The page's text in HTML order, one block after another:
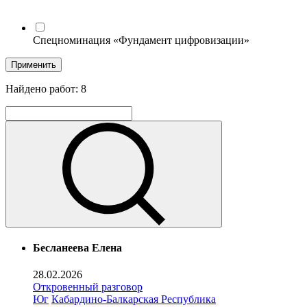
Спецноминация «Фундамент цифровизации»
Применить
Найдено работ: 8
Бесланеева Елена
28.02.2026
Откровенный разговор
Юг Кабардино-Балкарская Республика